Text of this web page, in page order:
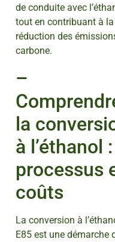
de conduite avec
tout en contribuant à la
réduction des
carbone.
–
la
à l’éthanol :
processus
coûts
La conversion à
E85 est une démarche